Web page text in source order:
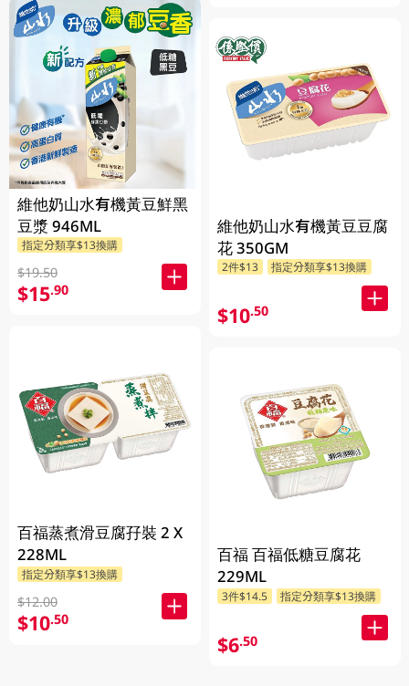
維他奶山水有機黃豆鮮黑
豆漿 946ML
指定分類享$13換購
$19.50
$15.90
百福蒸煮滑豆腐孖裝 2 X
228ML
指定分類享$13換購
$12.00
$10.50
維他奶山水有機黃豆豆腐
花 350GM
2件$13 指定分類享$13換購
$10.50
百福 百福低糖豆腐花
229ML
3件$14.5 指定分類享$13換購
$6.50